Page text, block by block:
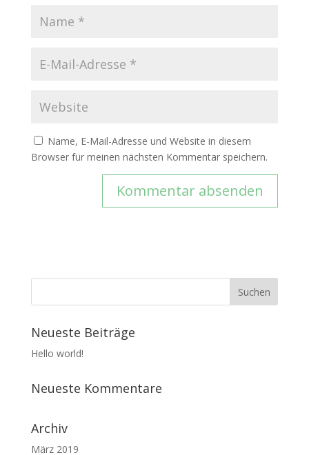
Name, E-Mail-Adresse und Website in diesem
Browser für meinen nächsten Kommentar speichern.
Neueste Beiträge
Hello world!
Neueste Kommentare
Archiv
März 2019